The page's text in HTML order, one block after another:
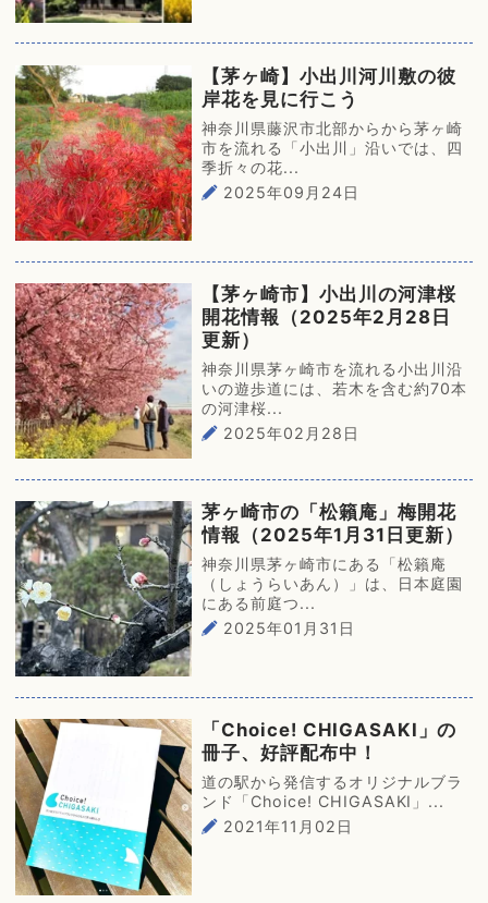
【茅ヶ崎】小出川河川敷の彼
岸花を見に行こう
神奈川県藤沢市北部からから茅ヶ崎
市を流れる「小出川」沿いでは、四
季折々の花...
2025年09月24日
【茅ヶ崎市】小出川の河津桜
開花情報（2025年2月28日
更新）
神奈川県茅ヶ崎市を流れる小出川沿
いの遊歩道には、若木を含む約70本
の河津桜...
2025年02月28日
茅ヶ崎市の「松籟庵」梅開花
情報（2025年1月31日更新）
神奈川県茅ヶ崎市にある「松籟庵
（しょうらいあん）」は、日本庭園
にある前庭つ...
2025年01月31日
「Choice! CHIGASAKI」の
冊子、好評配布中！
道の駅から発信するオリジナルブラ
ンド「Choice! CHIGASAKI」...
2021年11月02日